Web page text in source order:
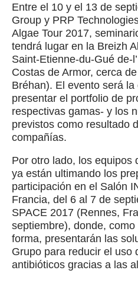
Entre el 10 y el 13 de
Group y PRP
Algae Tour 2017,
tendrá lugar en la Breizh
Saint-Etienne-du-Gué de-
Costas de Armor, cerca
Bréhan). El evento será
presentar el portfolio de
respectivas gamas- y los
previstos como resultado
compañías.
Por otro lado, los equipos
ya están ultimando los
participación en el Salón
Francia, del 6 al 7 de
SPACE 2017 (Rennes,
septiembre), donde,
forma, presentarán las
Grupo para reducir el uso
antibióticos gracias a las